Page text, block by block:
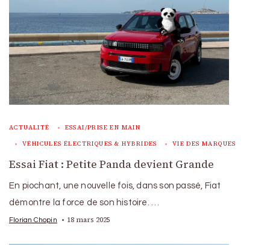
ACTUALITÉ ESSAI/PRISE EN MAIN
VÉHICULES ÉLECTRIQUES & HYBRIDES VIE DES MARQUES
Essai Fiat : Petite Panda devient Grande
En piochant, une nouvelle fois, dans son passé, Fiat
démontre la force de son histoire. …
Florian Chopin 18 mars 2025